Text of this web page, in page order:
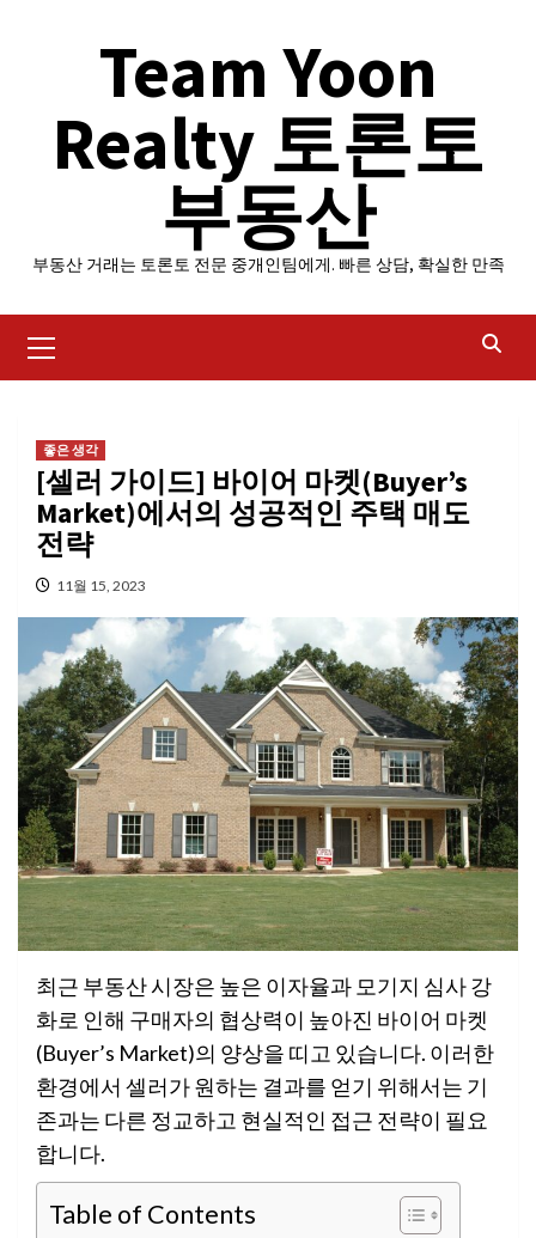
Team Yoon
Realty 토론토
부동산
부동산 거래는 토론토 전문 중개인팀에게. 빠른 상담, 확실한 만족
Menu
좋은 생각
[셀러 가이드] 바이어 마켓(Buyer’s
Market)에서의 성공적인 주택 매도
전략
11월 15, 2023
최근 부동산 시장은 높은 이자율과 모기지 심사 강
화로 인해 구매자의 협상력이 높아진 바이어 마켓
(Buyer’s Market)의 양상을 띠고 있습니다. 이러한
환경에서 셀러가 원하는 결과를 얻기 위해서는 기
존과는 다른 정교하고 현실적인 접근 전략이 필요
합니다.
Table of Contents